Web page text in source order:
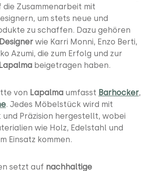
Zusammenarbeit mit
um stets neue und
zu schaffen. Dazu gehören
wie Karri Monni, Enzo Berti,
Azumi, die zum Erfolg und zur
Lapalma beigetragen haben.
von Lapalma umfasst Barhocker,
. Jedes Möbelstück wird mit
Präzision hergestellt, wobei
wie Holz, Edelstahl und
Einsatz kommen.
setzt auf nachhaltige